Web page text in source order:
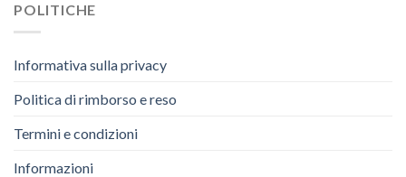
POLITICHE
Informativa sulla privacy
Politica di rimborso e reso
Termini e condizioni
Informazioni